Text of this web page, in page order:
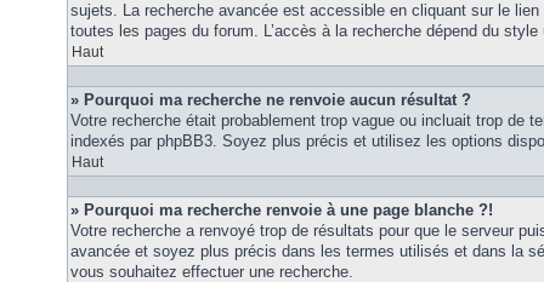
sujets. La recherche avancée est accessible en cliquant sur le
toutes les pages du forum. L’accès à la recherche dépend du style
Haut
» Pourquoi ma recherche ne renvoie aucun résultat ?
Votre recherche était probablement trop vague ou incluait trop de
indexés par phpBB3. Soyez plus précis et utilisez les options
Haut
» Pourquoi ma recherche renvoie à une page blanche ?!
Votre recherche a renvoyé trop de résultats pour que le serveur
avancée et soyez plus précis dans les termes utilisés et dans la
vous souhaitez effectuer une recherche.